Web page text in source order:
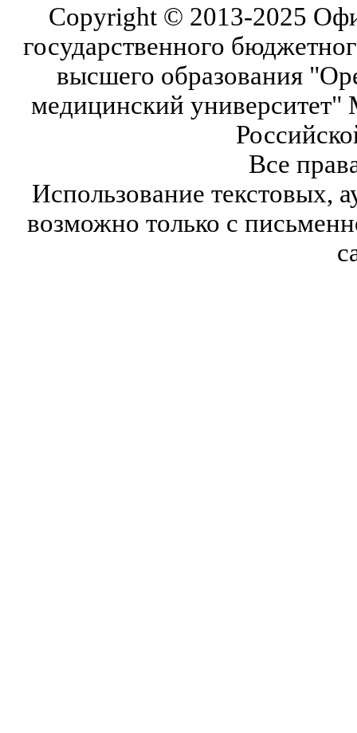
Copyright © 2013-2025
государственного
высшего образования
медицинский университет"
Все
Использование текстовых,
возможно только с